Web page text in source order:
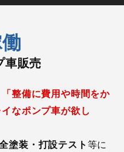
車販売
整備に費用や時間をか
なポンプ車が欲し
塗装・打設テスト等に